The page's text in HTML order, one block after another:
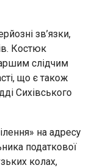
зв’язки,
Костюк
слідчим
що є також
Сихівського
на адресу
податкової
колах,